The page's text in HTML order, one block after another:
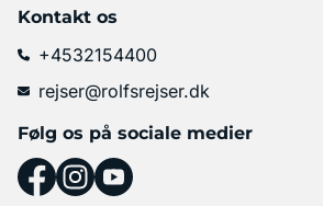
Kontakt os
+4532154400
rejser@rolfsrejser.dk
Følg os på sociale medier